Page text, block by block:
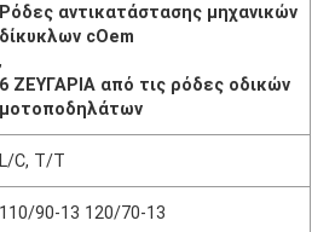
Ρόδες αντικατάστασης μηχανικών
δίκυκλων cOem
,
6 ΖΕΥΓΑΡΙΑ από τις ρόδες οδικών
μοτοποδηλάτων
L/C, T/T
110/90-13 120/70-13